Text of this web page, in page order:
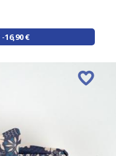
16,90 €